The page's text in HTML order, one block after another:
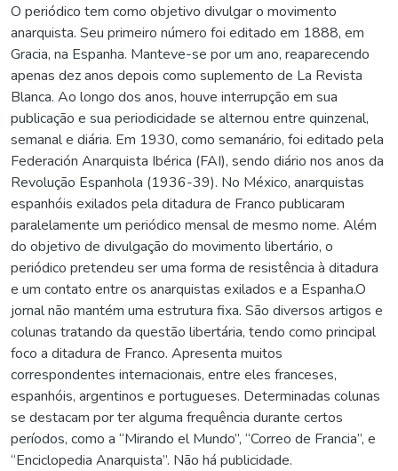
O periódico tem como objetivo divulgar o movimento
anarquista. Seu primeiro número foi editado em 1888, em
Gracia, na Espanha. Manteve-se por um ano, reaparecendo
apenas dez anos depois como suplemento de La Revista
Blanca. Ao longo dos anos, houve interrupção em sua
publicação e sua periodicidade se alternou entre quinzenal,
semanal e diária. Em 1930, como semanário, foi editado pela
Federación Anarquista Ibérica (FAI), sendo diário nos anos da
Revolução Espanhola (1936-39). No México, anarquistas
espanhóis exilados pela ditadura de Franco publicaram
paralelamente um periódico mensal de mesmo nome. Além
do objetivo de divulgação do movimento libertário, o
periódico pretendeu ser uma forma de resistência à ditadura
e um contato entre os anarquistas exilados e a Espanha.O
jornal não mantém uma estrutura fixa. São diversos artigos e
colunas tratando da questão libertária, tendo como principal
foco a ditadura de Franco. Apresenta muitos
correspondentes internacionais, entre eles franceses,
espanhóis, argentinos e portugueses. Determinadas colunas
se destacam por ter alguma frequência durante certos
períodos, como a “Mirando el Mundo”, “Correo de Francia”, e
“Enciclopedia Anarquista”. Não há publicidade.